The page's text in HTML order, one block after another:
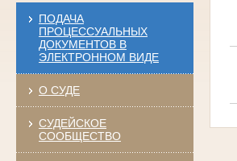
ПОДАЧА
ПРОЦЕССУАЛЬНЫХ
ДОКУМЕНТОВ В
ЭЛЕКТРОННОМ ВИДЕ
О СУДЕ
СУДЕЙСКОЕ
СООБЩЕСТВО